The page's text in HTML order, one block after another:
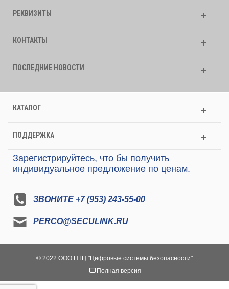
РЕКВИЗИТЫ
КОНТАКТЫ
ПОСЛЕДНИЕ НОВОСТИ
КАТАЛОГ
ПОДДЕРЖКА
Зарегистрируйтесь, что бы получить
индивидуальное предложение по ценам.
ЗВОНИТЕ +7 (953) 243-55-00
PERCO@SECULINK.RU
© 2022 ООО НТЦ "Цифровые системы безопасности"
Полная версия